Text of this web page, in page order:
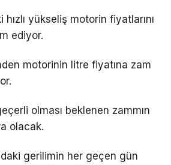
yükseliş motorin fiyatlarını
ediyor.
motorinin litre fiyatına zam
olması beklenen zammın
olacak.
gerilimin her geçen gün